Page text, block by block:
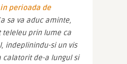
perioada de
sa va aduc aminte,
teleleu prin lume ca
indeplinindu-si un vis
calatorit de-a lungul si